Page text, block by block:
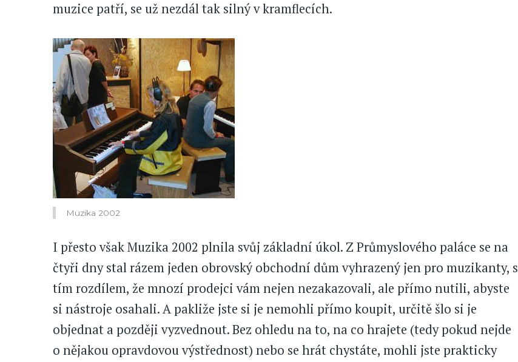
muzice patří, se už nezdál tak silný v kramflecích.
Muzika 2002
I přesto však Muzika 2002 plnila svůj základní úkol. Z Průmyslového paláce se na
čtyři dny stal rázem jeden obrovský obchodní dům vyhrazený jen pro muzikanty, s
tím rozdílem, že mnozí prodejci vám nejen nezakazovali, ale přímo nutili, abyste
si nástroje osahali. A pakliže jste si je nemohli přímo koupit, určitě šlo si je
objednat a později vyzvednout. Bez ohledu na to, na co hrajete (tedy pokud nejde
o nějakou opravdovou výstřednost) nebo se hrát chystáte, mohli jste prakticky